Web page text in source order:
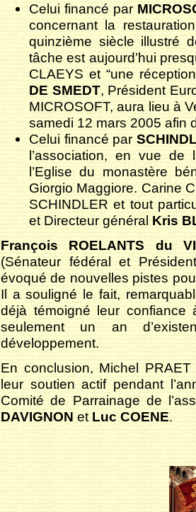
Celui financé par
concernant la
quinzième siècle illustré
tâche est aujourd’hui
CLAEYS et “une
DE SMEDT, Président
MICROSOFT, aura lieu à
samedi 12 mars 2005 afin
Celui financé par
l’association, en vue de
l’Eglise du monastère
Giorgio Maggiore. Carine
SCHINDLER et tout
et Directeur généralKris
François ROELANTS du
(Sénateur fédéral et
évoqué de nouvelles pistes
Il a souligné le fait,
déjà témoigné leur
seulement un an
développement.
En conclusion, Michel
leur soutien actif pendant
Comité de Parrainage de
DAVIGNON et Luc COENE.